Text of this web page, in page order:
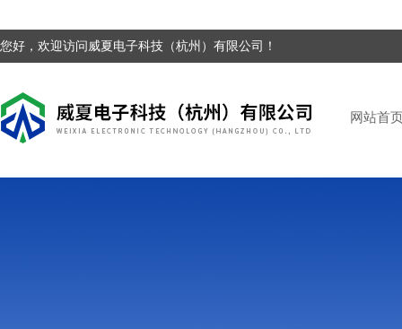
您好，欢迎访问威夏电子科技（杭州）有限公司！
网站首